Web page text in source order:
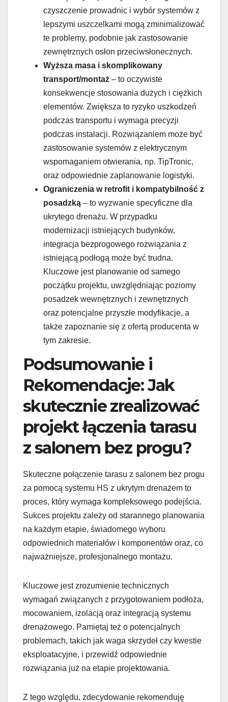
czyszczenie prowadnic i wybór systemów z
lepszymi uszczelkami mogą zminimalizować
te problemy, podobnie jak zastosowanie
zewnętrznych osłon przeciwsłonecznych.
Wyższa masa i skomplikowany
transport/montaż – to oczywiste
konsekwencje stosowania dużych i ciężkich
elementów. Zwiększa to ryzyko uszkodzeń
podczas transportu i wymaga precyzji
podczas instalacji. Rozwiązaniem może być
zastosowanie systemów z elektrycznym
wspomaganiem otwierania, np. TipTronic,
oraz odpowiednie zaplanowanie logistyki.
Ograniczenia w retrofit i kompatybilność z
posadzką – to wyzwanie specyficzne dla
ukrytego drenażu. W przypadku
modernizacji istniejących budynków,
integracja bezprogowego rozwiązania z
istniejącą podłogą może być trudna.
Kluczowe jest planowanie od samego
początku projektu, uwzględniając poziomy
posadzek wewnętrznych i zewnętrznych
oraz potencjalne przyszłe modyfikacje, a
także zapoznanie się z ofertą producenta w
tym zakresie.
Podsumowanie i
Rekomendacje: Jak
skutecznie zrealizować
projekt łączenia tarasu
z salonem bez progu?
Skuteczne połączenie tarasu z salonem bez progu
za pomocą systemu HS z ukrytym drenażem to
proces, który wymaga kompleksowego podejścia.
Sukces projektu zależy od starannego planowania
na każdym etapie, świadomego wyboru
odpowiednich materiałów i komponentów oraz, co
najważniejsze, profesjonalnego montażu.
Kluczowe jest zrozumienie technicznych
wymagań związanych z przygotowaniem podłoża,
mocowaniem, izolacją oraz integracją systemu
drenażowego. Pamiętaj też o potencjalnych
problemach, takich jak waga skrzydeł czy kwestie
eksploatacyjne, i przewidź odpowiednie
rozwiązania już na etapie projektowania.
Z tego względu, zdecydowanie rekomenduję